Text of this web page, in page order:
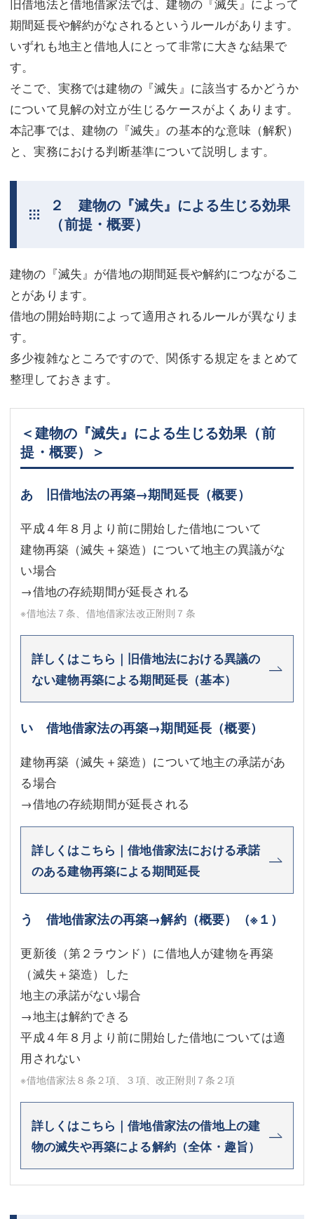
商業登記
調査・書面作成
マスコミ取材・実績
アクセス
埼玉事務所 (さいたま市)
川口事務所（埼玉県川口市）
調査・書面作成
債務整理
マスコミ取材・実績
アクセス
東京事務所 (新宿・四谷)
川口事務所（埼玉県川口市）
お問い合せフォーム
旧借地法と借地借家法では、建物の『滅失』によって
期間延長や解約がなされるというルールがあります。
いずれも地主と借地人にとって非常に大きな結果で
す。
そこで、実務では建物の『滅失』に該当するかどうか
について見解の対立が生じるケースがよくあります。
本記事では、建物の『滅失』の基本的な意味（解釈）
と、実務における判断基準について説明します。
２ 建物の『滅失』による生じる効果
（前提・概要）
建物の『滅失』が借地の期間延長や解約につながるこ
とがあります。
借地の開始時期によって適用されるルールが異なりま
す。
多少複雑なところですので、関係する規定をまとめて
整理しておきます。
＜建物の『滅失』による生じる効果（前
提・概要）＞
あ 旧借地法の再築→期間延長（概要）
平成４年８月より前に開始した借地について
建物再築（滅失＋築造）について地主の異議がな
い場合
→借地の存続期間が延長される
※借地法７条、借地借家法改正附則７条
詳しくはこちら｜旧借地法における異議の
ない建物再築による期間延長（基本）
い 借地借家法の再築→期間延長（概要）
建物再築（滅失＋築造）について地主の承諾があ
る場合
→借地の存続期間が延長される
詳しくはこちら｜借地借家法における承諾
のある建物再築による期間延長
う 借地借家法の再築→解約（概要） （※１）
更新後（第２ラウンド）に借地人が建物を再築
（滅失＋築造）した
地主の承諾がない場合
→地主は解約できる
平成４年８月より前に開始した借地については適
用されない
※借地借家法８条２項、３項、改正附則７条２項
詳しくはこちら｜借地借家法の借地上の建
物の滅失や再築による解約（全体・趣旨）